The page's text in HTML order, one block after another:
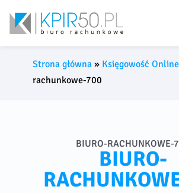
Strona główna » Księgowość Online
rachunkowe-700
BIURO-RACHUNKOWE-
BIURO-